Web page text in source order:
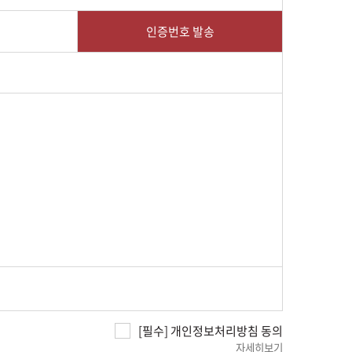
인증번호 발송
[필수] 개인정보처리방침 동의
자세히보기